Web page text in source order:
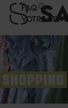
FAQ
VOTRE
SHOPPING
Panneau de